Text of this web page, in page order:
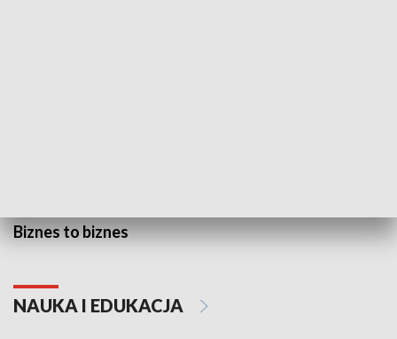
Biznes to biznes
NAUKA I EDUKACJA